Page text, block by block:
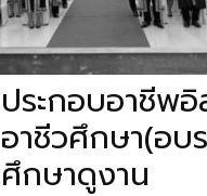
24/06/ 69 โค
ประกอบอาชีพอิ
อาชีวศึกษา(อบ
ศึกษาดูงาน